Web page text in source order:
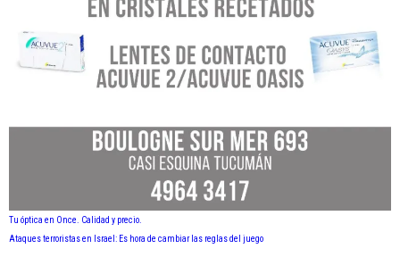
Tu óptica en Once. Calidad y precio.
Ataques terroristas en Israel: Es hora de cambiar las reglas del juego